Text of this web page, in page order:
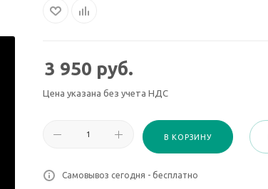
3 950 руб.
Цена указана без учета НДС
В КОРЗИНУ
Самовывоз сегодня - бесплатно